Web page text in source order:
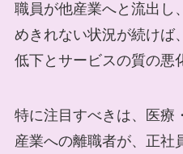
職員が他産業へと流出し
めきれない状況が続けば
低下とサービスの質の悪
特に注目すべきは、医療
産業への離職者が、正社